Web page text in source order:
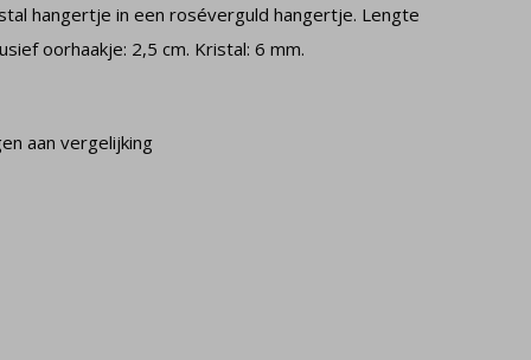
hangertje in een roséverguld hangertje. Lengte
oorhaakje: 2,5 cm. Kristal: 6 mm.
aan vergelijking